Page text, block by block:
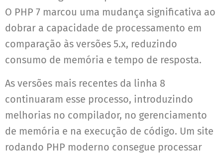
O PHP 7 marcou uma mudança significativa ao
dobrar a capacidade de processamento em
comparação às versões 5.x, reduzindo
consumo de memória e tempo de resposta.
As versões mais recentes da linha 8
continuaram esse processo, introduzindo
melhorias no compilador, no gerenciamento
de memória e na execução de código. Um site
rodando PHP moderno consegue processar